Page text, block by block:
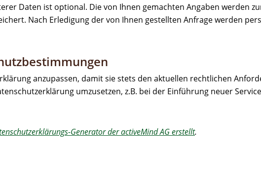
Daten ist optional. Die von Ihnen gemachten Angaben werden
Nach Erledigung der von Ihnen gestellten Anfrage werden
anzupassen, damit sie stets den aktuellen rechtlichen
umzusetzen, z.B. bei der Einführung neuer
Generator der activeMind AG erstellt.